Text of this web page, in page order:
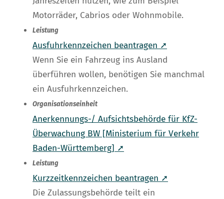
Motorräder, Cabrios oder Wohnmobile.
Leistung
Ausfuhrkennzeichen beantragen ➚
Wenn Sie ein Fahrzeug ins Ausland
überführen wollen, benötigen Sie manchmal
ein Ausfuhrkennzeichen.
Organisationseinheit
Anerkennungs-/ Aufsichtsbehörde für KfZ-
Überwachung BW [Ministerium für Verkehr
Baden-Württemberg] ➚
Leistung
Kurzzeitkennzeichen beantragen ➚
Die Zulassungsbehörde teilt ein